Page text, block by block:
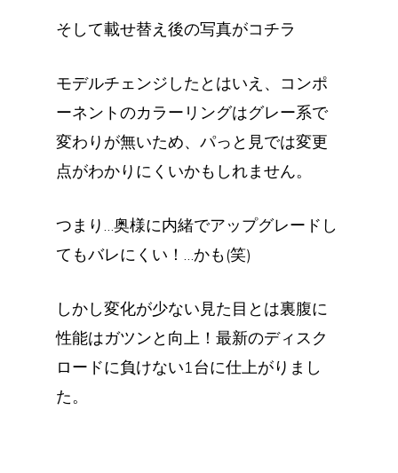
そして載せ替え後の写真がコチラ
モデルチェンジしたとはいえ、コンポ
ーネントのカラーリングはグレー系で
変わりが無いため、パっと見では変更
点がわかりにくいかもしれません。
つまり…奥様に内緒でアップグレードし
てもバレにくい！…かも(笑)
しかし変化が少ない見た目とは裏腹に
性能はガツンと向上！最新のディスク
ロードに負けない1台に仕上がりまし
た。